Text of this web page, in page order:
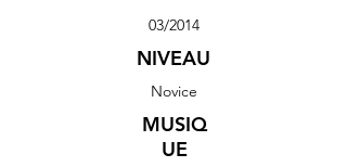
03/2014
NIVEAU
Novice
MUSIQ
UE